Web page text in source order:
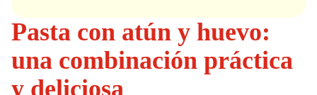
Pasta con atún y huevo:
una combinación práctica
y deliciosa